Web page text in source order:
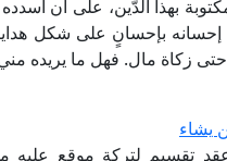
بهذا الدَّين، على أن
بإحسانٍ على شكل هدايا
زكاة مال. فهل ما يريده
يشاء
تقسيم لتركة موقع عليه